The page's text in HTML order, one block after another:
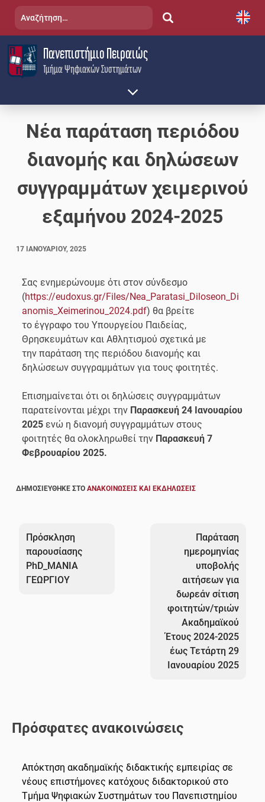
content
Τμήμα Ψηφιακών Συστημάτων
Πανεπιστήμιο Πειραιώς
Αναζήτηση
Νέα παράταση περιόδου
διανομής και δηλώσεων
συγγραμμάτων χειμερινού
εξαμήνου 2024-2025
17 ΙΑΝΟΥΑΡΊΟΥ, 2025
Σας ενημερώνουμε ότι στον σύνδεσμο
(https://eudoxus.gr/Files/Nea_Paratasi_Diloseon_Di
anomis_Xeimerinou_2024.pdf) θα βρείτε
το έγγραφο του Υπουργείου Παιδείας,
Θρησκευμάτων και Αθλητισμού σχετικά με
την παράταση της περιόδου διανομής και
δηλώσεων συγγραμμάτων για τους φοιτητές.
Επισημαίνεται ότι οι δηλώσεις συγγραμμάτων
παρατείνονται μέχρι την Παρασκευή 24 Ιανουαρίου
2025ενώ η διανομή συγγραμμάτων στους
φοιτητές θα ολοκληρωθεί την Παρασκευή 7
Φεβρουαρίου 2025.
ΔΗΜΟΣΙΕΎΘΗΚΕ ΣΤΟΑΝΑΚΟΙΝΏΣΕΙΣ ΚΑΙ ΕΚΔΗΛΏΣΕΙΣ
άρθρων
Πρόσκληση
παρουσίασης
PhD_ΜΑΝΙΑ
ΓΕΩΡΓΙΟΥ
Παράταση
ημερομηνίας
υποβολής
αιτήσεων για
δωρεάν σίτιση
φοιτητών/τριών
Ακαδημαϊκού
Έτους 2024-2025
έως Τετάρτη 29
Ιανουαρίου 2025
Πρόσφατες ανακοινώσεις
Απόκτηση ακαδημαϊκής διδακτικής εμπειρίας σε
νέους επιστήμονες κατόχους διδακτορικού στο
Τμήμα Ψηφιακών Συστημάτων του Πανεπιστημίου